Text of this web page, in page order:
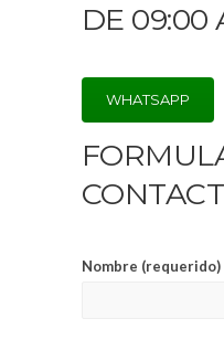
DE 09:00
WHATSAPP
Nombre (requerido)